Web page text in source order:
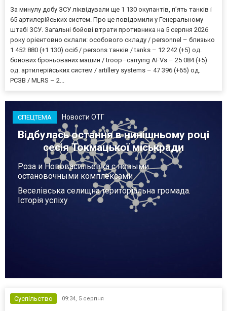
За минулу добу ЗСУ ліквідували ще 1 130 окупантів, пʼять танків і
65 артилерійських систем. Про це повідомили у Генеральному
штабі ЗСУ. Загальні бойові втрати противника на 5 серпня 2026
року орієнтовно склали: особового складу / personnel – близько
1 452 880 (+1 130) осіб / persons танків / tanks – 12 242 (+5) од.
бойових броньованих машин / troop–carrying AFVs – 25 084 (+5)
од. артилерійських систем / artillery systems – 47 396 (+65) од.
РСЗВ / MLRS – 2...
СПЕЦТЕМА Новости ОТГ
Відбулась остання в нинішньому році
сесія Токмацької міськради
Роза и Нововасильевка с новыми
остановочными комплексами
Веселівська селищна територіальна громада.
Історія успіху
Суспільство 09:34, 5 серпня